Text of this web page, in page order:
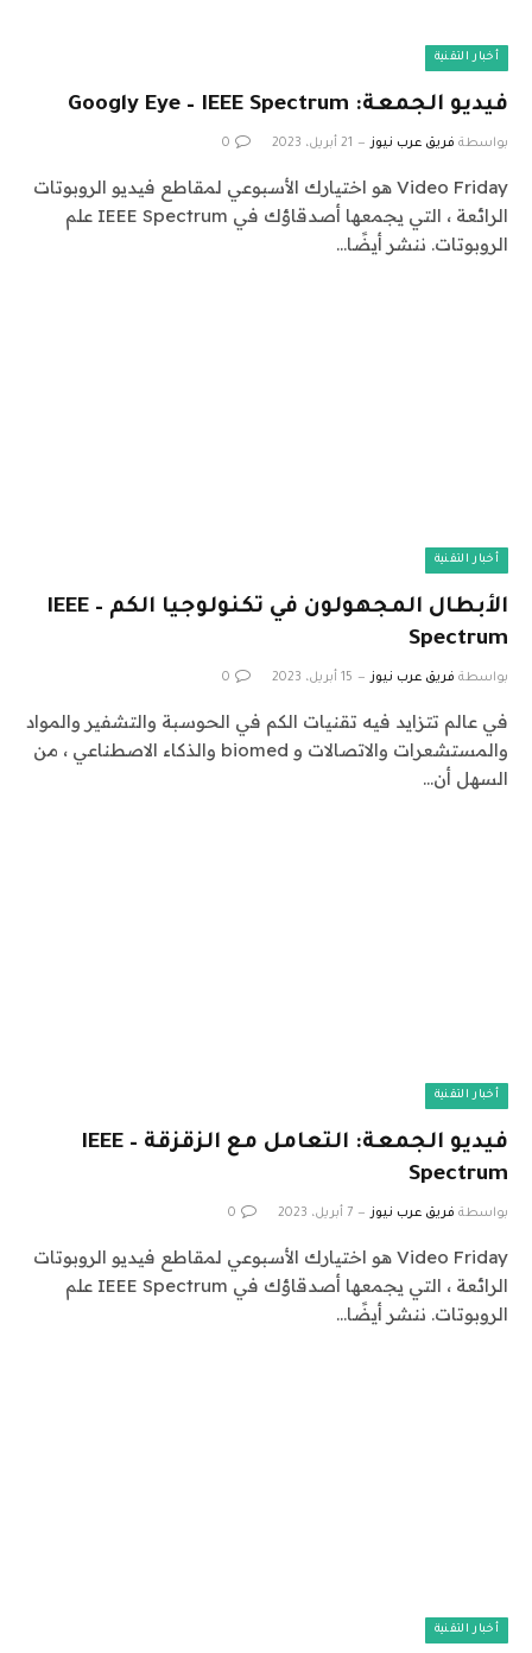
أخبار التقنية
فيديو الجمعة: Googly Eye – IEEE Spectrum
بواسطة فريق عرب نيوز 21 أبريل، 2023 0
Video Friday هو اختيارك الأسبوعي لمقاطع فيديو الروبوتات
الرائعة ، التي يجمعها أصدقاؤك في IEEE Spectrum علم
الروبوتات. ننشر أيضًا…
أخبار التقنية
الأبطال المجهولون في تكنولوجيا الكم – IEEE
Spectrum
بواسطة فريق عرب نيوز 15 أبريل، 2023 0
في عالم تتزايد فيه تقنيات الكم في الحوسبة والتشفير والمواد
والمستشعرات والاتصالات و biomed والذكاء الاصطناعي ، من
السهل أن…
أخبار التقنية
فيديو الجمعة: التعامل مع الزقزقة – IEEE
Spectrum
بواسطة فريق عرب نيوز 7 أبريل، 2023 0
Video Friday هو اختيارك الأسبوعي لمقاطع فيديو الروبوتات
الرائعة ، التي يجمعها أصدقاؤك في IEEE Spectrum علم
الروبوتات. ننشر أيضًا…
أخبار التقنية